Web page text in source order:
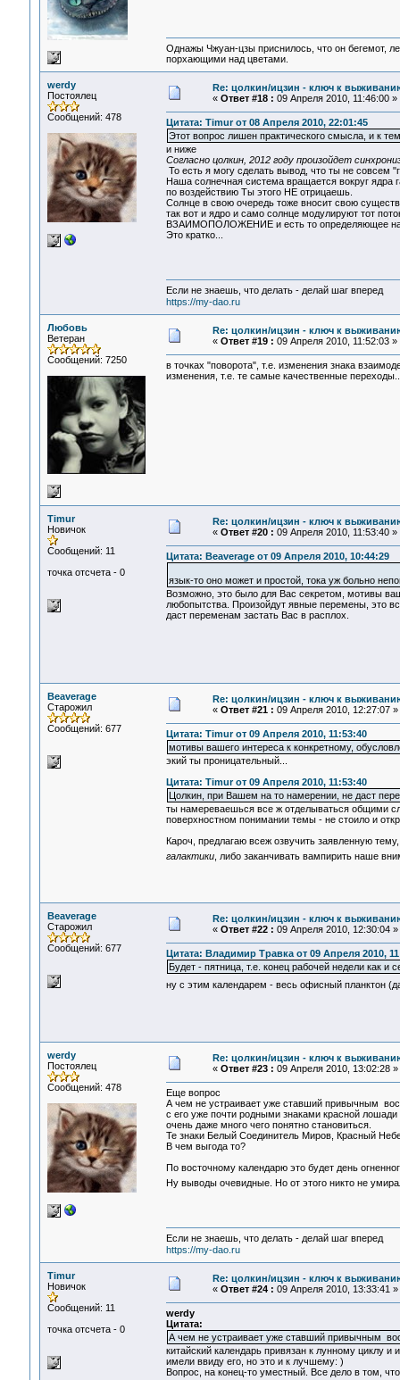
Однажы Чжуан-цзы приснилось, что он бегемот,
порхающими над цветами.
werdy
Постоялец
Сообщений: 478
Re: цолкин/ицзин - ключ к
« Ответ #18 : 09 Апреля 2010, 11:46:00 »
Цитата: Timur от 08 Апреля 2010, 22:01:45
Этот вопрос лишен практического смысла, и к
и ниже
Согласно цолкин, 2012 году произойдет
То есть я могу сделать вывод, что ты не
Наша солнечная система вращается вокруг ядра
по воздействию Ты этого НЕ отрицаешь.
Солнце в свою очередь тоже вносит свою
так вот и ядро и само солнце модулируют тот
ВЗАИМОПОЛОЖЕНИЕ и есть то определяющее
Это кратко...
Если не знаешь, что делать - делай шаг вперед
https://my-dao.ru
Любовь
Ветеран
Сообщений: 7250
Re: цолкин/ицзин - ключ к
« Ответ #19 : 09 Апреля 2010, 11:52:03 »
в точках "поворота", т.е. изменения знака
изменения, т.е. те самые качественные
Timur
Новичок
Сообщений: 11
точка отсчета - 0
Re: цолкин/ицзин - ключ к
« Ответ #20 : 09 Апреля 2010, 11:53:40 »
Цитата: Beaverage от 09 Апреля 2010, 10:44:29
язык-то оно может и простой, тока уж больно
Возможно, это было для Вас секретом, мотивы
любопытства. Произойдут явные перемены, это
даст переменам застать Вас в расплох.
Beaverage
Старожил
Сообщений: 677
Re: цолкин/ицзин - ключ к
« Ответ #21 : 09 Апреля 2010, 12:27:07 »
Цитата: Timur от 09 Апреля 2010, 11:53:40
мотивы вашего интереса к конкретному,
экий ты проницательный...
Цитата: Timur от 09 Апреля 2010, 11:53:40
Цолкин, при Вашем на то намерении, не даст
ты намереваешься все ж отделываться общими
поверхностном понимании темы - не стоило и
Кароч, предлагаю всеж озвучить заявленную
галактики, либо заканчивать вампирить наше
Beaverage
Старожил
Сообщений: 677
Re: цолкин/ицзин - ключ к
« Ответ #22 : 09 Апреля 2010, 12:30:04 »
Цитата: Владимир Травка от 09 Апреля 2010,
Будет - пятница, т.е. конец рабочей недели как и
ну с этим календарем - весь офисный планктон
werdy
Постоялец
Сообщений: 478
Re: цолкин/ицзин - ключ к
« Ответ #23 : 09 Апреля 2010, 13:02:28 »
Еще вопрос
А чем не устраивает уже ставший привычным
с его уже почти родными знаками красной
очень даже много чего понятно становиться.
Те знаки Белый Соединитель Миров, Красный
В чем выгода то?
По восточному календарю это будет день
Ну выводы очевидные. Но от этого никто не
Если не знаешь, что делать - делай шаг вперед
https://my-dao.ru
Timur
Новичок
Сообщений: 11
точка отсчета - 0
Re: цолкин/ицзин - ключ к
« Ответ #24 : 09 Апреля 2010, 13:33:41 »
werdy
Цитата:
А чем не устраивает уже ставший привычным
китайский календарь привязан к лунному циклу
имели ввиду его, но это и к лучшему: )
Вопрос, на конец-то уместный. Все дело в том,